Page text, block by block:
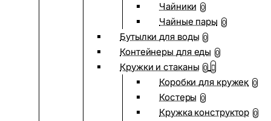
Чайники 0
Чайные пары 0
Бутылки для воды 0
Контейнеры для еды 0
Кружки и стаканы 0
Коробки для кружек 0
Костеры 0
Кружка конструктор 0